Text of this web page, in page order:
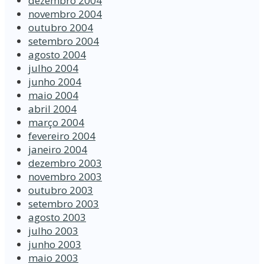
novembro 2004
outubro 2004
setembro 2004
agosto 2004
julho 2004
junho 2004
maio 2004
abril 2004
março 2004
fevereiro 2004
janeiro 2004
dezembro 2003
novembro 2003
outubro 2003
setembro 2003
agosto 2003
julho 2003
junho 2003
maio 2003